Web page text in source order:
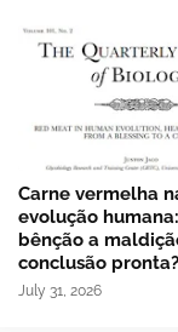
Carne vermelha
evolução
bênção a
conclusão pronta?
July 31, 2026